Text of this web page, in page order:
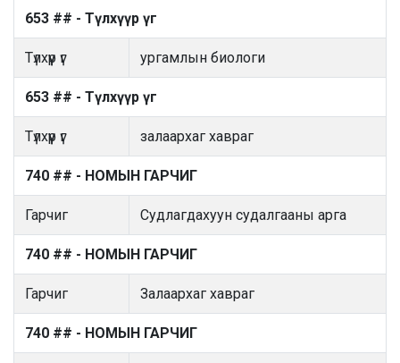
653 ## - Түлхүүр үг
Түлхүүр үг ургамлын биологи
653 ## - Түлхүүр үг
Түлхүүр үг залаархаг хавраг
740 ## - НОМЫН ГАРЧИГ
Гарчиг Судлагдахуун судалгааны арга
740 ## - НОМЫН ГАРЧИГ
Гарчиг Залаархаг хавраг
740 ## - НОМЫН ГАРЧИГ